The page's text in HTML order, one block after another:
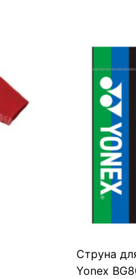
Струна
Yonex